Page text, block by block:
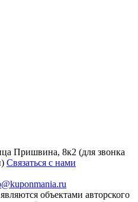
Пришвина, 8к2 (для звонка
Связаться с нами
объектами авторского